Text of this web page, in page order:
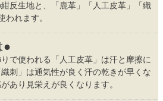
反生地と、「鹿革」「人工皮革」「織
われます。
●
で使われる「人工皮革」は汗と摩擦に
刺」は通気性が良く汗の乾きが早くな
あり見栄えが良くなります。